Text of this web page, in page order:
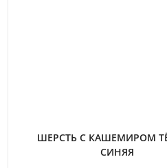
ШЕРСТЬ С КАШЕМИРОМ
СИНЯЯ